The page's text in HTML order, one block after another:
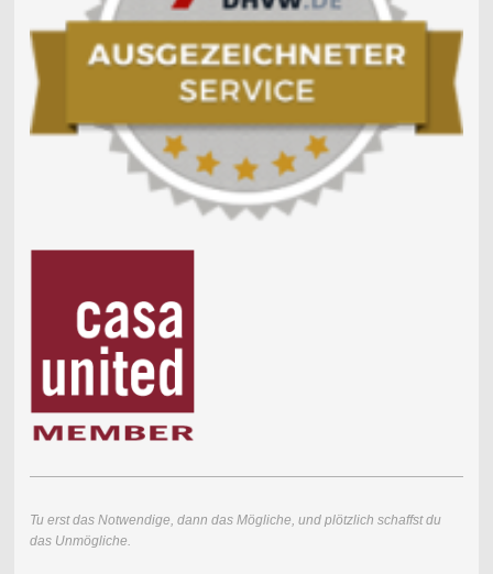
Tu erst das Notwendige, dann das Mögliche, und plötzlich schaffst du
das Unmögliche.